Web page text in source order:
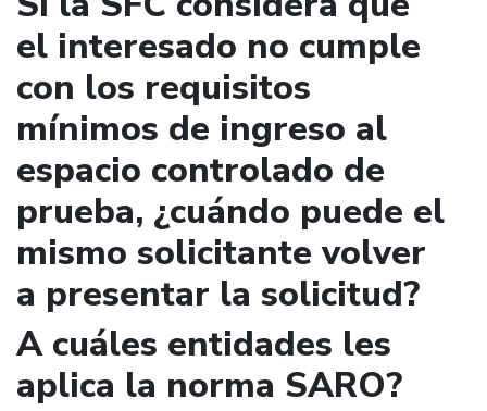
el interesado no cumple
con los requisitos
mínimos de ingreso al
espacio controlado de
prueba, ¿cuándo puede el
mismo solicitante volver
a presentar la solicitud?
A cuáles entidades les
aplica la norma SARO?